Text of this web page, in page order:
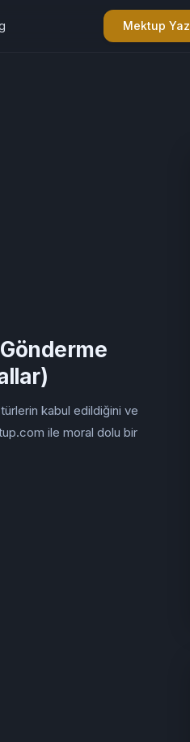
Mektup Yaz
kabul edildiğini ve
ile moral dolu bir